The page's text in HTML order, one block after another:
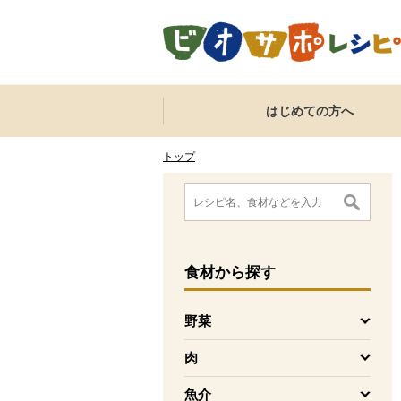
ここからサイト内共通メニューです。
サイト内共通メニューをスキップする
はじめての方へ
トップ
ここから消費材検索メニューです。
食材から探す
野菜
を開く
肉
を開く
魚介
消費材検索メニューここまで。
ここから本文です。